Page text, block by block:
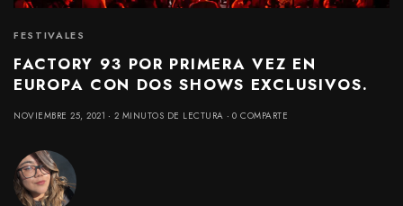
FESTIVALES
FACTORY 93 POR PRIMERA VEZ EN
EUROPA CON DOS SHOWS EXCLUSIVOS.
NOVIEMBRE 25, 2021 2 MINUTOS DE LECTURA 0 COMPARTE